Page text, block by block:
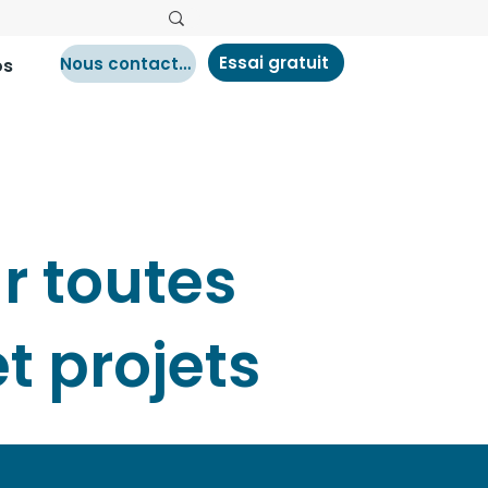
Nous contacter Essai gratuit
toutes
projets